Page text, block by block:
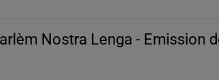
Nostra Lenga - Emission